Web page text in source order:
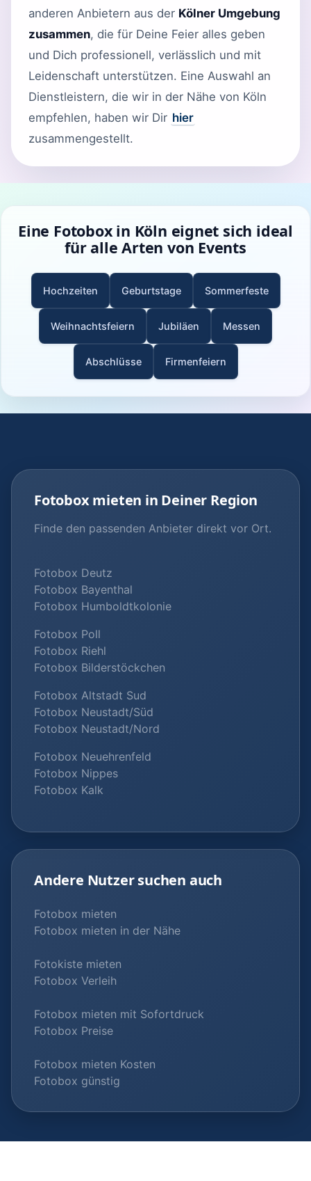
anderen Anbietern aus der Kölner Umgebung
zusammen, die für Deine Feier alles geben
und Dich professionell, verlässlich und mit
Leidenschaft unterstützen. Eine Auswahl an
Dienstleistern, die wir in der Nähe von Köln
empfehlen, haben wir Dir hier
zusammengestellt.
Eine Fotobox in Köln eignet sich ideal
für alle Arten von Events
Hochzeiten Geburtstage Sommerfeste
Weihnachtsfeiern Jubiläen Messen
Abschlüsse Firmenfeiern
Fotobox mieten in Deiner Region
Finde den passenden Anbieter direkt vor Ort.
Fotobox Deutz
Fotobox Bayenthal
Fotobox Humboldtkolonie
Fotobox Poll
Fotobox Riehl
Fotobox Bilderstöckchen
Fotobox Altstadt Sud
Fotobox Neustadt/Süd
Fotobox Neustadt/Nord
Fotobox Neuehrenfeld
Fotobox Nippes
Fotobox Kalk
Andere Nutzer suchen auch
Fotobox mieten
Fotobox mieten in der Nähe
Fotokiste mieten
Fotobox Verleih
Fotobox mieten mit Sofortdruck
Fotobox Preise
Fotobox mieten Kosten
Fotobox günstig